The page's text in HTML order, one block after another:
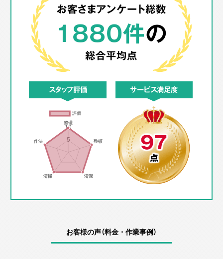
お客さまアンケート総数
1880件の
総合平均点
スタッフ評価 サービス満足度
97
点
お客様の声（料金・作業事例）